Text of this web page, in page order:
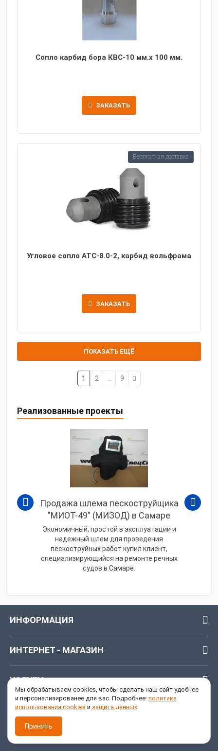
Сопло карбид бора КВС-10 мм.х 100 мм.
ЗАКАЗАТЬ
Угловое сопло ATC-8.0-2, карбид вольфрама
ЗАКАЗАТЬ
Бесплатная доставка
ПОКАЗАТЬ ЕЩЁ
1 2 9
Реализованные проекты
Продажа шлема пескоструйщика
"МИОТ-49" (МИЗОД) в Самаре
Экономичный, простой в эксплуатации и
надежный шлем для проведения
пескоструйных работ купил клиент,
специализирующийся на ремонте речных
судов в Самаре.
ИНФОРМАЦИЯ
ИНТЕРНЕТ - МАГАЗИН
УСЛУГИ
ОБРАТНАЯ СВЯЗЬ
8 (846) 205-04-06
Мы обрабатываем cookies, чтобы сделать наш сайт удобнее
и персонализированее для вас. Подробнее: политика
использования cookies и защита данных.
Принять